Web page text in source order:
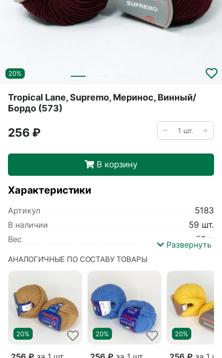
20%
Tropical Lane, Supremo, Меринос, Винный/
Бордо (573)
256 ₽
В корзину
Характеристики
Артикул
5183
В наличии
59 шт.
Вес
50 г.
Базовый цвет
Винный
Метраж
90 м/50 гр
Детальный состав
Меринос 100%
Номер спиц
№4-5
Цвет
Бордо (573)
Развернуть
АНАЛОГИЧНЫЕ ПО СОСТАВУ ТОВАРЫ
20% 20% 20%